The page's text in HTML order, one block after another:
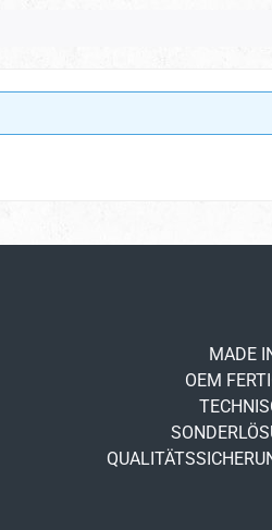
MADE
OEM